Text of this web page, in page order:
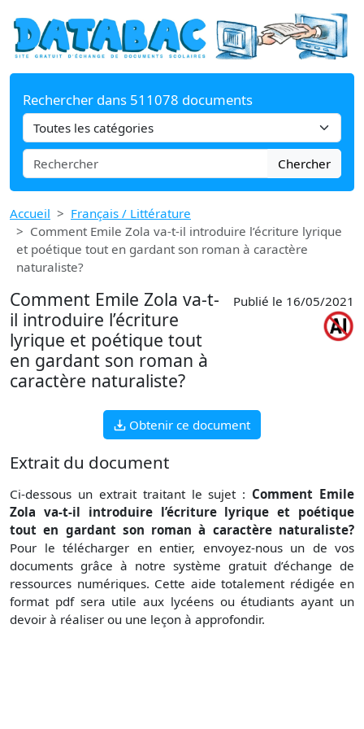
Rechercher dans 511078 documents
Chercher
Accueil
Français / Littérature
Comment Emile Zola va-t-il introduire l’écriture lyrique
et poétique tout en gardant son roman à caractère
naturaliste?
Comment Emile Zola va-t-
il introduire l’écriture
lyrique et poétique tout
en gardant son roman à
caractère naturaliste?
Publié le 16/05/2021
Obtenir ce document
Extrait du document
Ci-dessous un extrait traitant le sujet : Comment Emile
Zola va-t-il introduire l’écriture lyrique et poétique
tout en gardant son roman à caractère naturaliste?
Pour le télécharger en entier, envoyez-nous un de vos
documents grâce à notre système gratuit d’échange de
ressources numériques. Cette aide totalement rédigée en
format pdf sera utile aux lycéens ou étudiants ayant un
devoir à réaliser ou une leçon à approfondir.